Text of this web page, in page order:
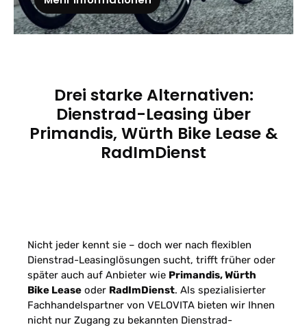
Drei starke Alternativen:
Dienstrad-Leasing über
Primandis, Würth Bike Lease &
RadImDienst
Nicht jeder kennt sie – doch wer nach flexiblen
Dienstrad-Leasinglösungen sucht, trifft früher oder
später auch auf Anbieter wie Primandis, Würth
Bike Lease oder RadImDienst. Als spezialisierter
Fachhandelspartner von VELOVITA bieten wir Ihnen
nicht nur Zugang zu bekannten Dienstrad-